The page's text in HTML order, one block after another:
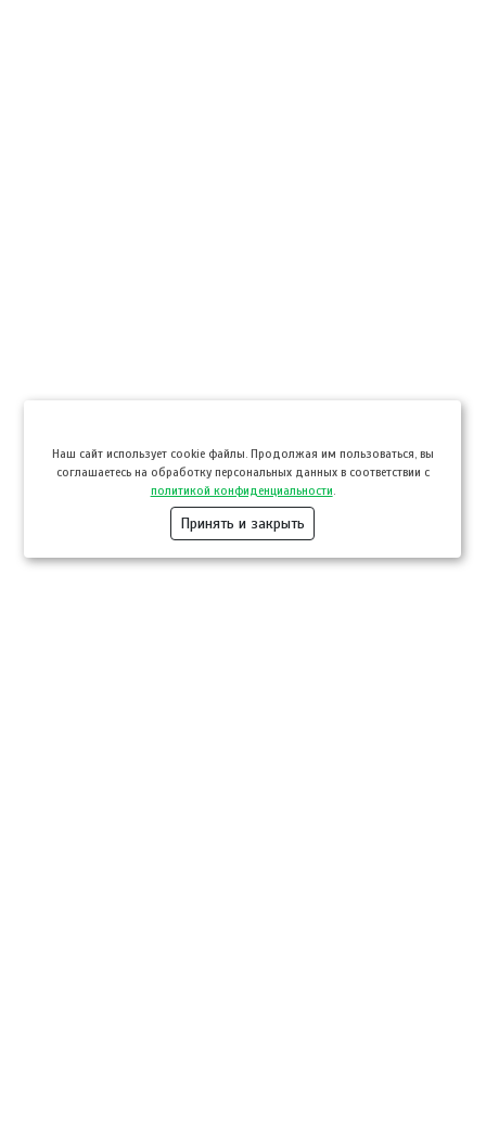
Hаш сайт использует cookie файлы. Продолжая им пользоваться, вы
соглашаетесь на обработку персональных данных в соответствии с
политикой конфиденциальности
Принять и закрыть